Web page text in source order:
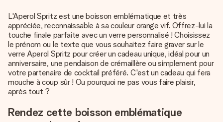
L'Aperol Spritz est une boisson emblématique et très
appréciée, reconnaissable à sa couleur orange vif. Offrez-lui la
touche finale parfaite avec un verre personnalisé ! Choisissez
le prénom ou le texte que vous souhaitez faire graver sur le
verre Aperol Spritz pour créer un cadeau unique, idéal pour un
anniversaire, une pendaison de crémaillère ou simplement pour
votre partenaire de cocktail préféré. C'est un cadeau qui fera
mouche à coup sûr ! Ou pourquoi ne pas vous faire plaisir,
après tout ?
Rendez cette boisson emblématique